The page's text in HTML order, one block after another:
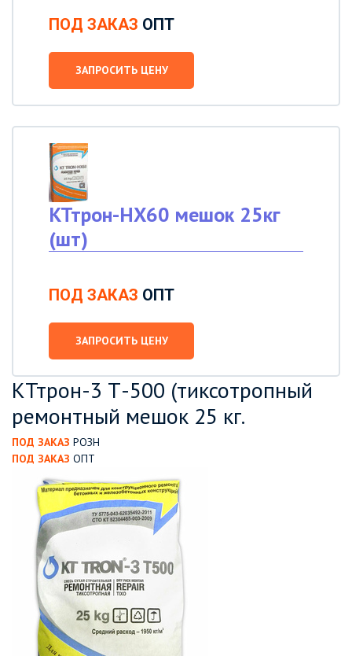
ПОД ЗАКАЗ ОПТ
ЗАПРОСИТЬ ЦЕНУ
КТтрон-НХ60 мешок 25кг
(шт)
ПОД ЗАКАЗ ОПТ
ЗАПРОСИТЬ ЦЕНУ
КТтрон-3 Т-500 (тиксотропный
ремонтный мешок 25 кг.
ПОД ЗАКАЗ РОЗН
ПОД ЗАКАЗ ОПТ